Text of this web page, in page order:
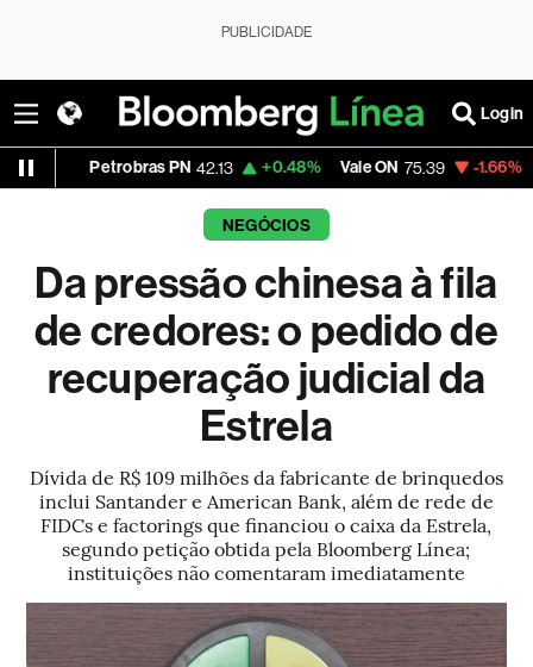
PUBLICIDADE
Login
PN 42.13 +0.48% Vale ON 75.39 -1.66% Itaú PN
NEGÓCIOS
Da pressão chinesa à fila
de credores: o pedido de
recuperação judicial da
Estrela
Dívida de R$ 109 milhões da fabricante de brinquedos
inclui Santander e American Bank, além de rede de
FIDCs e factorings que financiou o caixa da Estrela,
segundo petição obtida pela Bloomberg Línea;
instituições não comentaram imediatamente